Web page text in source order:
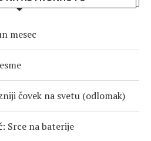
mesec
čovek na svetu (odlomak)
Srce na baterije